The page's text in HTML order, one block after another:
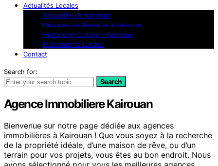
Actualités Locales
Actualités de Kairouan
Histoires de Réussite à Kairouan
Histoire et Culture – Kairouan
Événements Locaux
Contact
Search for:
Search
Agence Immobiliere Kairouan
Bienvenue sur notre page dédiée aux agences
immobilières à Kairouan ! Que vous soyez à la recherche
de la propriété idéale, d’une maison de rêve, ou d’un
terrain pour vos projets, vous êtes au bon endroit. Nous